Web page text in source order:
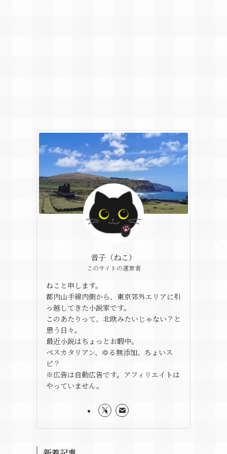
音子（ねこ）
このサイトの運営者
ねこと申します。
都内山手線内側から、東京郊外エリアに引
っ越してきた小説家です。
このあたりって、北欧みたいじゃない？と
思う日々。
最近小説はちょっとお暇中。
ペスカタリアン、ゆる無添加、ちょいス
ピ？
※広告は自動広告です。アフィリエイトは
やっていません。